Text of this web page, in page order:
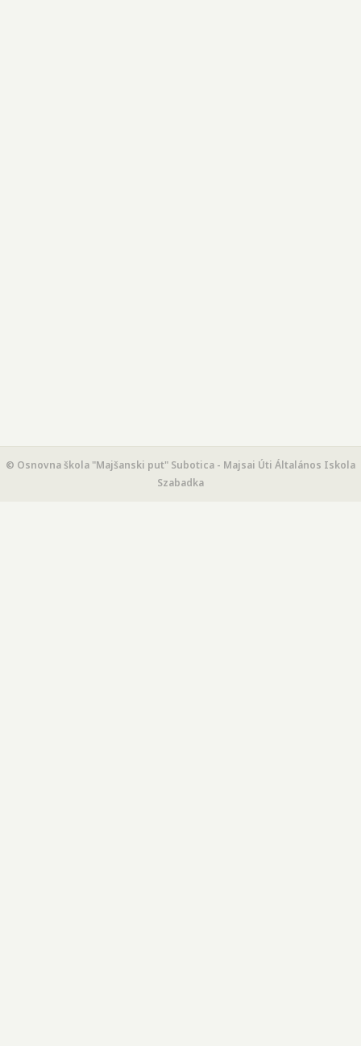
© Osnovna škola "Majšanski put" Subotica - Majsai Úti Általános Iskola
Szabadka